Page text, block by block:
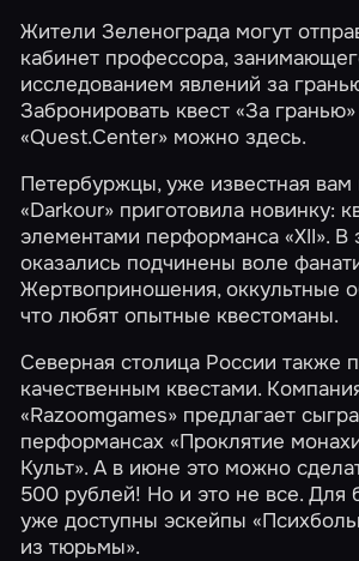
Жители Зеленограда могут
кабинет профессора,
исследованием явлений за
Забронировать квест«За гранью»
«Quest.Center» можноздесь.
Петербуржцы, уже известная вам
«Darkour» приготовила новинку:
элементами перформанса«XII». В
оказались подчинены воле
Жертвоприношения, оккультные
что любят опытные квестоманы.
Северная столица России также
качественным квестами.
«Razoomgames» предлагает
перформансах«Проклятие
Культ». А в июне это можно
500 рублей! Но и это не все. Для
уже доступны эскейпы
из тюрьмы».